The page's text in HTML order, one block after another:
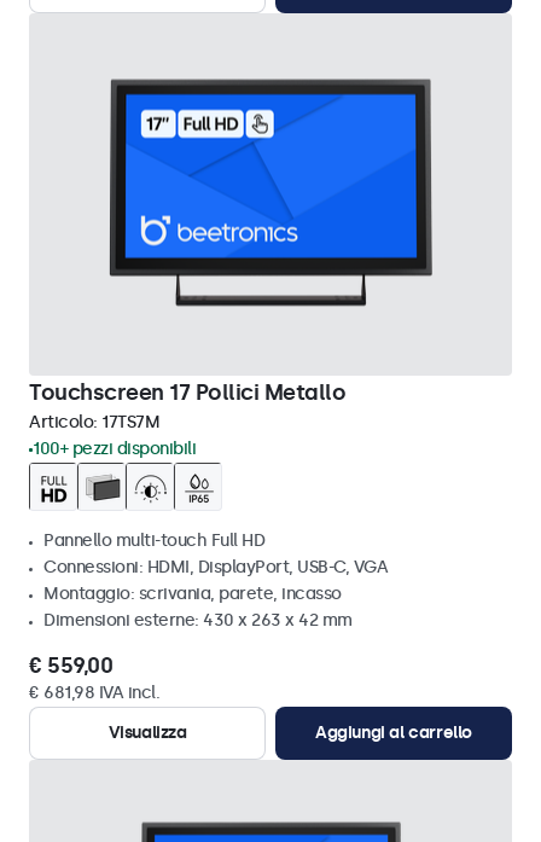
Touchscreen 17 Pollici Metallo
Articolo: 17TS7M
100+ pezzi disponibili
Pannello multi-touch Full HD
Connessioni: HDMI, DisplayPort, USB-C, VGA
Montaggio: scrivania, parete, incasso
Dimensioni esterne: 430 x 263 x 42 mm
€ 559,00
€ 681,98 IVA incl.
Visualizza
Aggiungi al carrello